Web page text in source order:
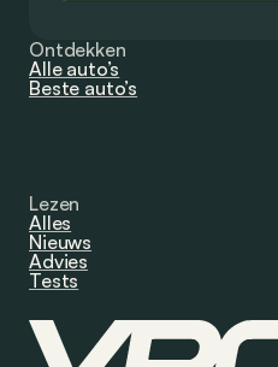
Ontdekken
Alle auto’s
Beste auto’s
Lezen
Alles
Nieuws
Advies
Tests